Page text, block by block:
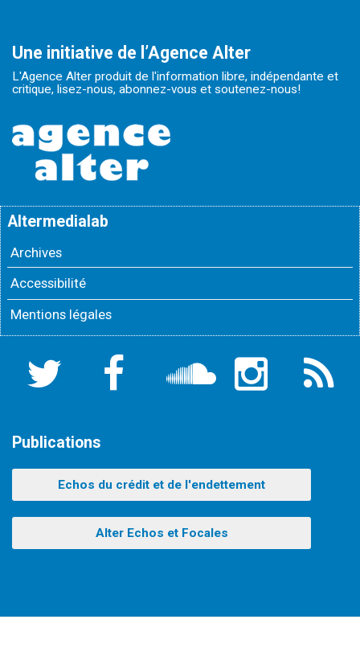
Une initiative de l’Agence Alter
L'Agence Alter produit de l'information libre, indépendante et
critique, lisez-nous, abonnez-vous et soutenez-nous!
Altermedialab
Archives
Accessibilité
Mentions légales
Facebook Soundcloud Instagram
RSS
Publications
Echos du crédit et de l'endettement
Alter Echos et Focales